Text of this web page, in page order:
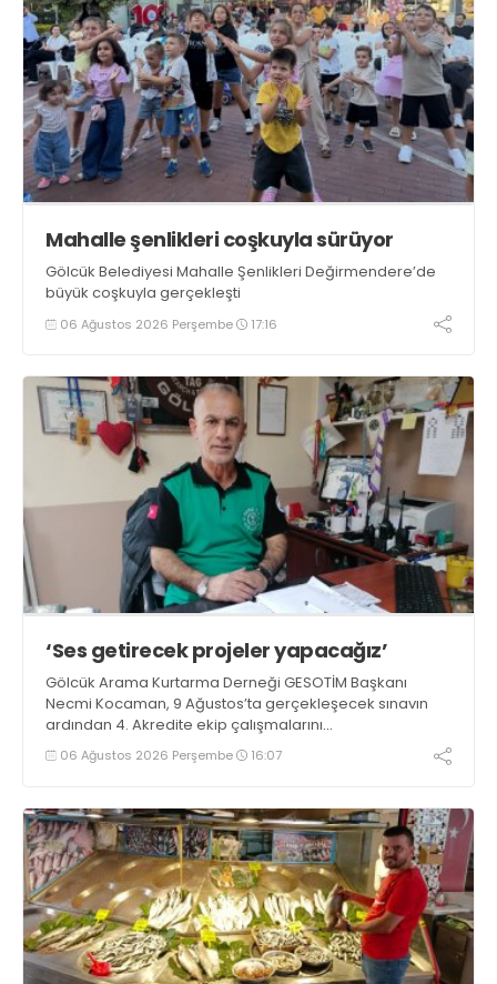
Mahalle şenlikleri coşkuyla sürüyor
Gölcük Belediyesi Mahalle Şenlikleri Değirmendere’de
büyük coşkuyla gerçekleşti
06 Ağustos 2026 Perşembe 17:16
‘Ses getirecek projeler yapacağız’
Gölcük Arama Kurtarma Derneği GESOTİM Başkanı
Necmi Kocaman, 9 Ağustos’ta gerçekleşecek sınavın
ardından 4. Akredite ekip çalışmalarını
tamamlayacaklarını ifade ederek açıklamalarda
bulundu. Kocaman, “Gölcük’te ve Kocaeli genelinde ses
06 Ağustos 2026 Perşembe 16:07